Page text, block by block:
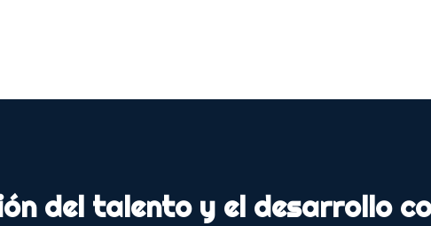
del talento y el desarrollo